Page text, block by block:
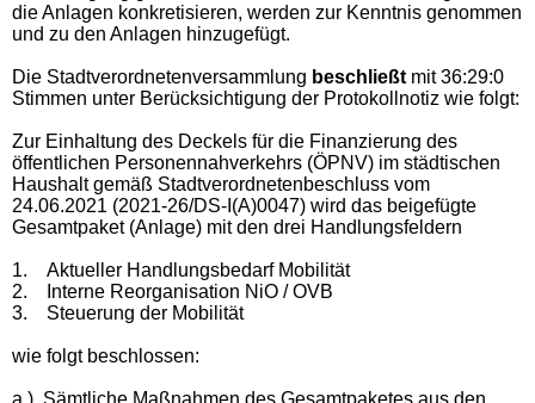
die Anlagen konkretisieren, werden zur Kenntnis genommen
und zu den Anlagen hinzugefügt.
Die Stadtverordnetenversammlung beschließt mit 36:29:0
Stimmen unter Berücksichtigung der Protokollnotiz wie folgt:
Zur Einhaltung des Deckels für die Finanzierung des
öffentlichen Personennahverkehrs (ÖPNV) im städtischen
Haushalt gemäß Stadtverordnetenbeschluss vom
24.06.2021 (2021-26/DS-I(A)0047) wird das beigefügte
Gesamtpaket (Anlage) mit den drei Handlungsfeldern
1.
Aktueller Handlungsbedarf Mobilität
2.
Interne Reorganisation NiO / OVB
3.
Steuerung der Mobilität
wie folgt beschlossen:
a.) Sämtliche Maßnahmen des Gesamtpaketes aus den